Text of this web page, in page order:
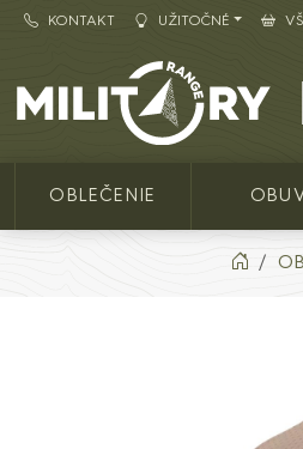
KONTAKT UŽITOČNÉ
Army shop
OBLEČENIE OBUV